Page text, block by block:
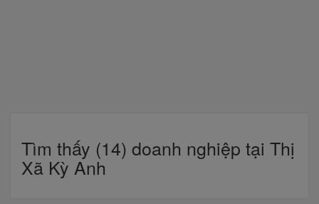
Tìm thấy (14) doanh nghiệp tại Thị
Xã Kỳ Anh